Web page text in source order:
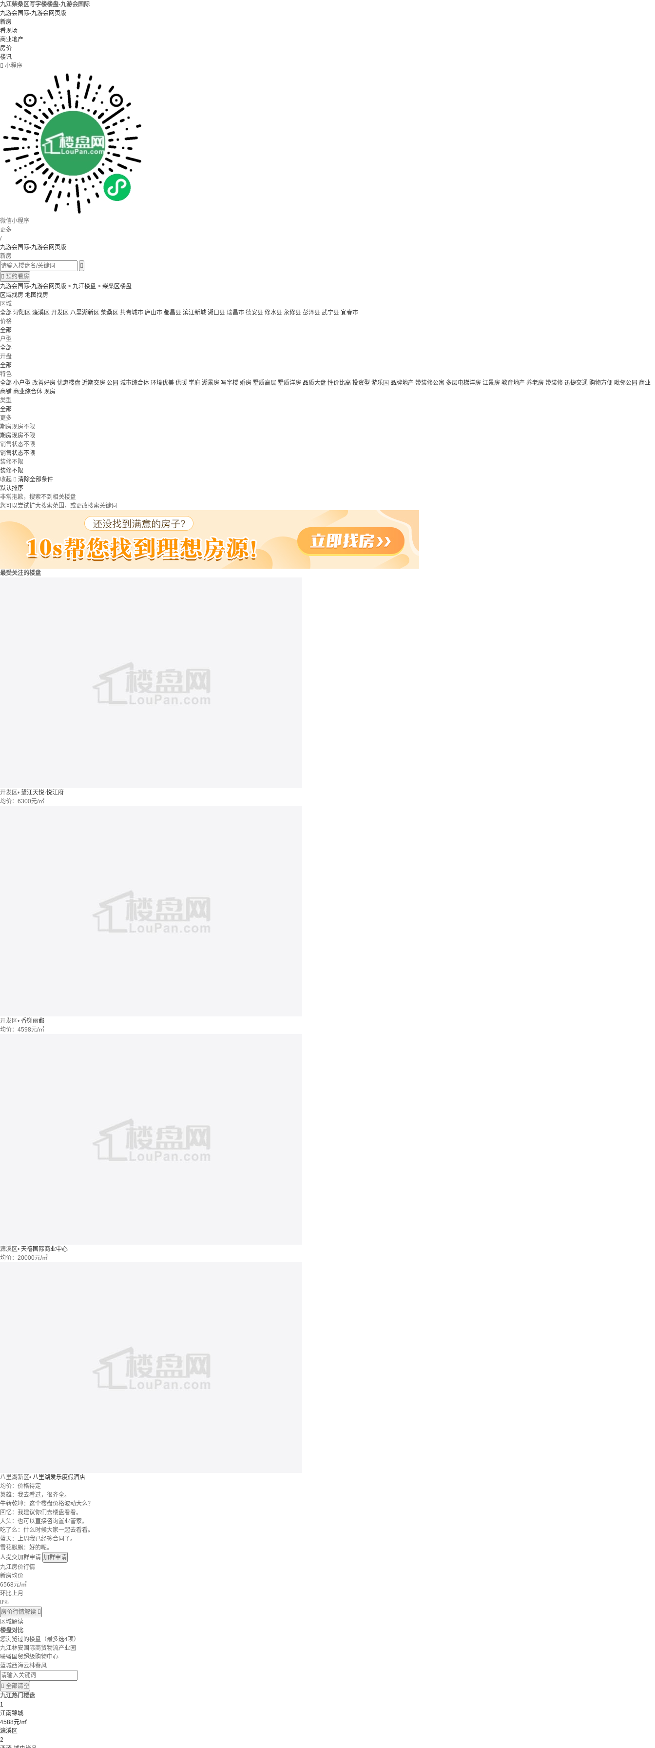
九江柴桑区写字楼楼盘-九游会国际
九游会国际-九游会网页版
新房
看现场
商业地产
房价
楼讯
 小程序
微信小程序
更多
/
九游会国际-九游会网页版
新房

 预约看房
九游会国际-九游会网页版 > 九江楼盘 > 柴桑区楼盘
区域找房 地图找房
区域
全部 浔阳区 濂溪区 开发区 八里湖新区 柴桑区 共青城市 庐山市 都昌县 滨江新城 湖口县 瑞昌市 德安县 修水县 永修县 彭泽县 武宁县 宜春市
价格
全部
户型
全部
开盘
全部
特色
全部 小户型 改善好房 优惠楼盘 近期交房 公园 城市综合体 环境优美 供暖 学府 湖景房 写字楼 婚房 墅质高层 墅质洋房 品质大盘 性价比高 投资型 游乐园 品牌地产 带装修公寓 多层电梯洋房 江景房 教育地产 养老房 带装修 迅捷交通 购物方便 毗邻公园 商业
商铺 商业综合体 现房
类型
全部
更多
期房现房不限
期房现房不限
销售状态不限
销售状态不限
装修不限
装修不限
收起  清除全部条件
默认排序
非常抱歉，搜索不到相关楼盘
您可以尝试扩大搜索范围，或更改搜索关键词
最受关注的楼盘
开发区• 望江天悦·悦江府
均价： 6300元/㎡
开发区• 香榭丽都
均价： 4598元/㎡
濂溪区• 天禧国际商业中心
均价： 20000元/㎡
八里湖新区• 八里湖爱乐度假酒店
均价： 价格待定
英雄：我去看过，很齐全。
牛转乾坤：这个楼盘价格波动大么？
回忆：我建议你们去楼盘看看。
大头：也可以直接咨询置业管家。
吃了么：什么时候大家一起去看看。
蓝天：上周我已经签合同了。
雪花飘飘：好的呢。
人提交加群申请 加群申请
九江房价行情
新房均价
6568元/㎡
环比上月
0%
房价行情解读 
区域解读
楼盘对比
您浏览过的楼盘 （最多选4项）
九江林安国际商贸物流产业园
联盛国贸超级购物中心
蓝城西海云林春风
 全部清空
九江热门楼盘
1
江南锦城
4588元/㎡
濂溪区
2